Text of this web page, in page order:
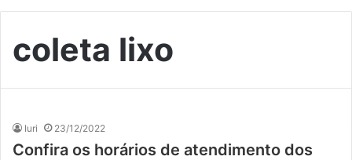
coleta lixo
Iuri 23/12/2022
Confira os horários de atendimento dos